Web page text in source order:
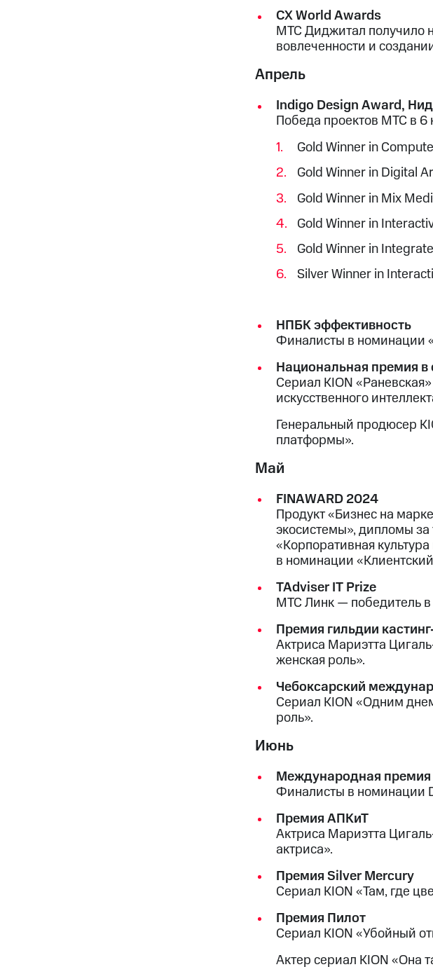
СХ World Awards
МТС Диджитал получило
вовлеченности и
Апрель
Indigo Design Award,
Победа проектов МТС в 6
Gold Winner in
Gold Winner in Digital
Gold Winner in Mix
Gold Winner in
Gold Winner in
Silver Winner in
НПБК эффективность
Финалисты в номинации
Национальная премия в
Сериал KION
искусственного
Генеральный продюсер
платформы».
Май
FINAWARD 2024
Продукт «Бизнес на
экосистемы», дипломы
«Корпоративная
в номинации
TAdviser IT Prize
МТС Линк — победитель
Премия гильдии
Актриса Мариэтта
женская роль».
Чебоксарский
Сериал KION «Одним
роль».
Июнь
Международная премия
Финалисты в номинации
Премия АПКиТ
Актриса Мариэтта
актриса».
Премия Silver Mercury
Сериал KION «Там, где
Премия Пилот
Сериал KION «Убойный
Актер сериал KION «Она